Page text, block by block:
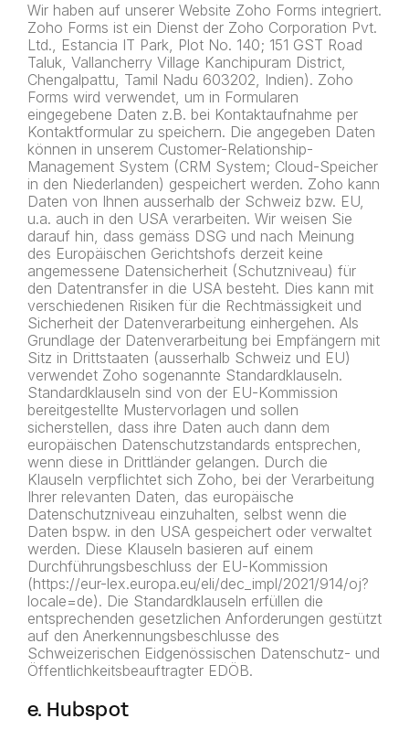
Wir haben auf unserer Website Zoho Forms integriert.
Zoho Forms ist ein Dienst der Zoho Corporation Pvt.
Ltd., Estancia IT Park, Plot No. 140; 151 GST Road
Taluk, Vallancherry Village Kanchipuram District,
Chengalpattu, Tamil Nadu 603202, Indien). Zoho
Forms wird verwendet, um in Formularen
eingegebene Daten z.B. bei Kontaktaufnahme per
Kontaktformular zu speichern. Die angegeben Daten
können in unserem Customer-Relationship-
Management System (CRM System; Cloud-Speicher
in den Niederlanden) gespeichert werden. Zoho kann
Daten von Ihnen ausserhalb der Schweiz bzw. EU,
u.a. auch in den USA verarbeiten. Wir weisen Sie
darauf hin, dass gemäss DSG und nach Meinung
des Europäischen Gerichtshofs derzeit keine
angemessene Datensicherheit (Schutzniveau) für
den Datentransfer in die USA besteht. Dies kann mit
verschiedenen Risiken für die Rechtmässigkeit und
Sicherheit der Datenverarbeitung einhergehen. Als
Grundlage der Datenverarbeitung bei Empfängern mit
Sitz in Drittstaaten (ausserhalb Schweiz und EU)
verwendet Zoho sogenannte Standardklauseln.
Standardklauseln sind von der EU-Kommission
bereitgestellte Mustervorlagen und sollen
sicherstellen, dass ihre Daten auch dann dem
europäischen Datenschutzstandards entsprechen,
wenn diese in Drittländer gelangen. Durch die
Klauseln verpflichtet sich Zoho, bei der Verarbeitung
Ihrer relevanten Daten, das europäische
Datenschutzniveau einzuhalten, selbst wenn die
Daten bspw. in den USA gespeichert oder verwaltet
werden. Diese Klauseln basieren auf einem
Durchführungsbeschluss der EU-Kommission
(https://eur-lex.europa.eu/eli/dec_impl/2021/914/oj?
locale=de). Die Standardklauseln erfüllen die
entsprechenden gesetzlichen Anforderungen gestützt
auf den Anerkennungsbeschlusse des
Schweizerischen Eidgenössischen Datenschutz- und
Öffentlichkeitsbeauftragter EDÖB.
e. Hubspot